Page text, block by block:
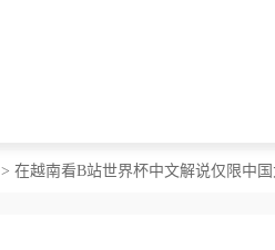
> 在越南看B站世界杯中文解说仅限中